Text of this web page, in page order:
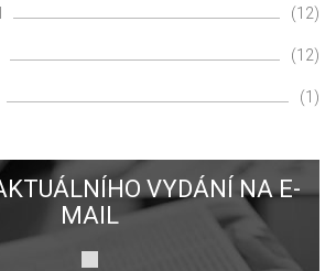
(12)
(12)
(1)
VYDÁNÍ NA E-
MAIL